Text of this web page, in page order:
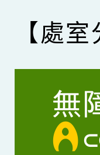
【處室